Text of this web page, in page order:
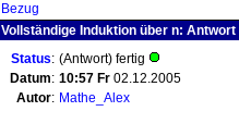
Bezug
Vollständige Induktion über n: Antwort
Status: (Antwort) fertig
Datum: 10:57 Fr 02.12.2005
Autor: Mathe_Alex